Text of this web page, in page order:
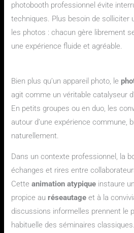
photobooth professionnel évite
techniques. Plus besoin de solliciter
les photos : chacun gère librement
une expérience fluide et agréable.
Bien plus qu’un appareil photo, le
agit comme un véritable catalyseur d’
En petits groupes ou en duo, les
autour d’une expérience commune,
naturellement.
Dans un contexte professionnel, la
échanges et rires entre
Cetteanimation atypique instaure
propice auréseautage et à la
discussions informelles prennent le
habituelle des séminaires classiques.